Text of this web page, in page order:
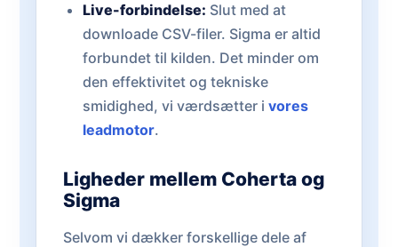
Live-forbindelse: Slut med at
downloade CSV-filer. Sigma er altid
forbundet til kilden. Det minder om
den effektivitet og tekniske
smidighed, vi værdsætter i vores
leadmotor.
Ligheder mellem Coherta og
Sigma
Selvom vi dækker forskellige dele af